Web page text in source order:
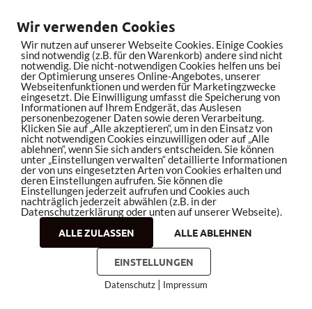
WEITERE VIDEOS LADEN
Wir verwenden Cookies
Wir nutzen auf unserer Webseite Cookies. Einige Cookies
sind notwendig (z.B. für den Warenkorb) andere sind nicht
notwendig. Die nicht-notwendigen Cookies helfen uns bei
der Optimierung unseres Online-Angebotes, unserer
Webseitenfunktionen und werden für Marketingzwecke
eingesetzt. Die Einwilligung umfasst die Speicherung von
Informationen auf Ihrem Endgerät, das Auslesen
personenbezogener Daten sowie deren Verarbeitung.
Klicken Sie auf „Alle akzeptieren“, um in den Einsatz von
nicht notwendigen Cookies einzuwilligen oder auf „Alle
ablehnen“, wenn Sie sich anders entscheiden. Sie können
unter „Einstellungen verwalten“ detaillierte Informationen
der von uns eingesetzten Arten von Cookies erhalten und
deren Einstellungen aufrufen. Sie können die
Einstellungen jederzeit aufrufen und Cookies auch
nachträglich jederzeit abwählen (z.B. in der
Datenschutzerklärung oder unten auf unserer Webseite).
ALLE ZULASSEN
ALLE ABLEHNEN
EINSTELLUNGEN
Datenschutz | Impressum